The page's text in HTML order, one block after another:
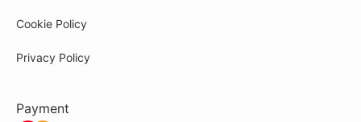
Cookie Policy
Privacy Policy
Payment